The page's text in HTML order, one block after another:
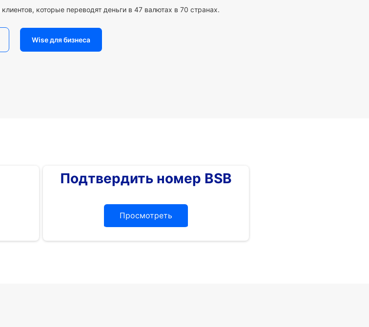
которые переводят деньги в 47 валютах в 70 странах.
Wise для бизнеса
Подтвердить номер BSB
Просмотреть